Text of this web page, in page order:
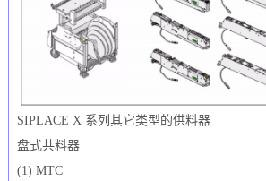
SIPLACE X 系列其它类型的供料器
盘式共料器
(1) MTC